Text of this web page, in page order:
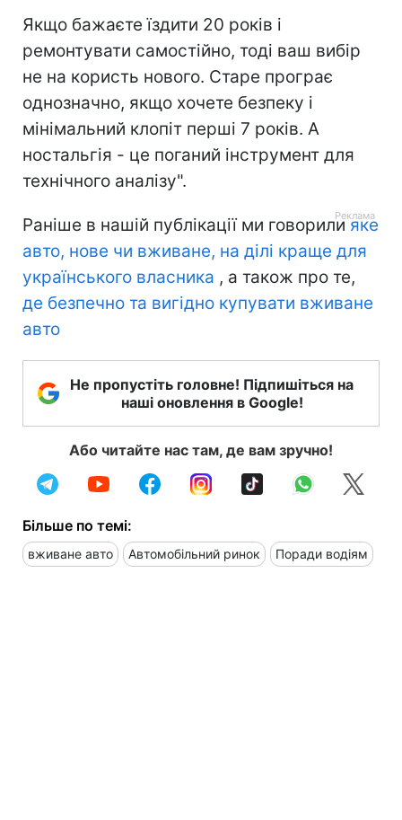
Якщо бажаєте їздити 20 років і
ремонтувати самостійно, тоді ваш вибір
не на користь нового. Старе програє
однозначно, якщо хочете безпеку і
мінімальний клопіт перші 7 років. А
ностальгія - це поганий інструмент для
технічного аналізу".
Раніше в нашій публікації ми говорилияке
авто, нове чи вживане, на ділі краще для
українського власника , а також про те,
де безпечно та вигідно купувати вживане
авто
Не пропустіть головне! Підпишіться на
наші оновлення в Google!
Або читайте нас там, де вам зручно!
Більше по темі:
вживане авто Автомобільний ринок Поради водіям